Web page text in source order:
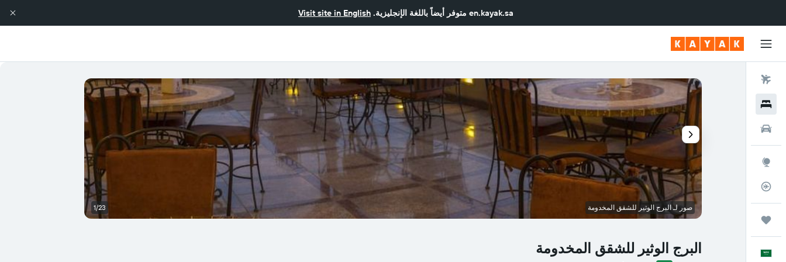
en.kayak.sa متوفر أيضاً باللغة الإنجليزية. Visit site in English
متعقب رحلة الطيران
البرج الوثير للشقق المخدومة
صور لـ البرج الوثير للشقق المخدومة 1/23